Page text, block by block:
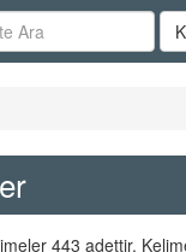
443 adettir.